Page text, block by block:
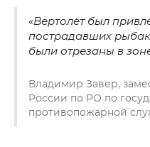
«Вертолёт был
пострадавших
были отрезаны в
Владимир Завер,
России по РО по
противопожарной